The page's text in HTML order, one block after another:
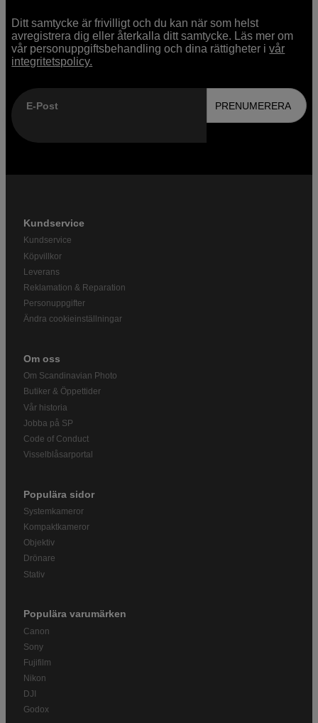
Ditt samtycke är frivilligt och du kan när som helst
avregistrera dig eller återkalla ditt samtycke. Läs mer om
vår personuppgiftsbehandling och dina rättigheter ivår
integritetspolicy.
E-Post PRENUMERERA
Kundservice
Kundservice
Köpvillkor
Leverans
Reklamation & Reparation
Personuppgifter
Ändra cookieinställningar
Om oss
Om Scandinavian Photo
Butiker & Öppettider
Vår historia
Jobba på SP
Code of Conduct
Visselblåsarportal
Populära sidor
Systemkameror
Kompaktkameror
Objektiv
Drönare
Stativ
Populära varumärken
Canon
Sony
Fujifilm
Nikon
DJI
Godox